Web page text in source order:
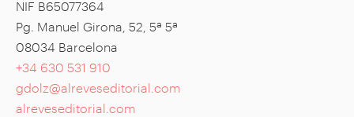
NIF B65077364
Pg. Manuel Girona, 52, 5ª 5ª
08034 Barcelona
+34 630 531 910
gdolz@alreveseditorial.com
alreveseditorial.com